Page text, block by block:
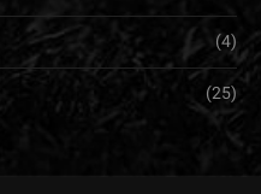
(4)
(25)